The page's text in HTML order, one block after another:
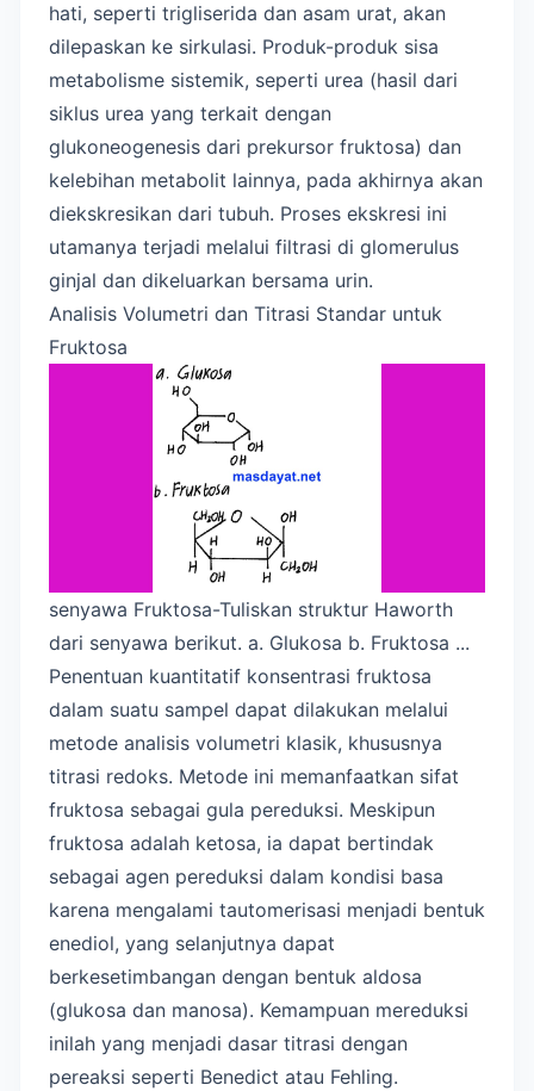
hati, seperti trigliserida dan asam urat, akan
dilepaskan ke sirkulasi. Produk-produk sisa
metabolisme sistemik, seperti urea (hasil dari
siklus urea yang terkait dengan
glukoneogenesis dari prekursor fruktosa) dan
kelebihan metabolit lainnya, pada akhirnya akan
diekskresikan dari tubuh. Proses ekskresi ini
utamanya terjadi melalui filtrasi di glomerulus
ginjal dan dikeluarkan bersama urin.
Analisis Volumetri dan Titrasi Standar untuk
Fruktosa
senyawa Fruktosa-Tuliskan struktur Haworth
dari senyawa berikut. a. Glukosa b. Fruktosa ...
Penentuan kuantitatif konsentrasi fruktosa
dalam suatu sampel dapat dilakukan melalui
metode analisis volumetri klasik, khususnya
titrasi redoks. Metode ini memanfaatkan sifat
fruktosa sebagai gula pereduksi. Meskipun
fruktosa adalah ketosa, ia dapat bertindak
sebagai agen pereduksi dalam kondisi basa
karena mengalami tautomerisasi menjadi bentuk
enediol, yang selanjutnya dapat
berkesetimbangan dengan bentuk aldosa
(glukosa dan manosa). Kemampuan mereduksi
inilah yang menjadi dasar titrasi dengan
pereaksi seperti Benedict atau Fehling.